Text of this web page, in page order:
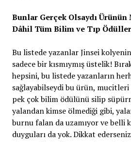
Bunlar Gerçek Olsaydı
Dâhil Tüm Bilim ve Tıp
Bu listede yazanlar Jinsei
sadece bir kısmıymış üstelik!
hepsini, bu listede yazanların
sağlayabilseydi bu ürün,
pek çok bilim ödülünü silip
yalandan kimse ölmediği gibi,
burnu falan da uzamıyor ve belli
duyguları da yok. Dikkat